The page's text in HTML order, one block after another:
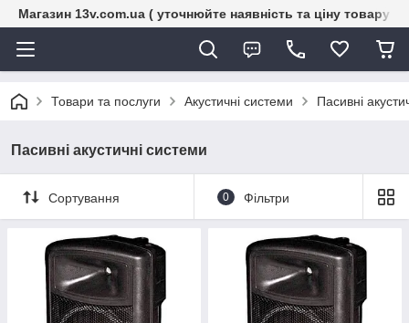
Магазин 13v.com.ua ( уточнюйте наявність та ціну товару
Товари та послуги Акустичні системи Пасивні
Пасивні акустичні системи
Сортування 0 Фільтри